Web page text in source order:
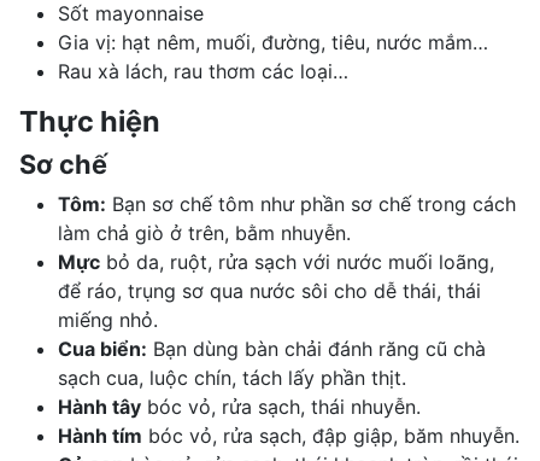
Sốt mayonnaise
Gia vị: hạt nêm, muối, đường, tiêu, nước mắm…
Rau xà lách, rau thơm các loại…
Thực hiện
Sơ chế
Tôm: Bạn sơ chế tôm như phần sơ chế trong cách
làm chả giò ở trên, bằm nhuyễn.
Mực bỏ da, ruột, rửa sạch với nước muối loãng,
để ráo, trụng sơ qua nước sôi cho dễ thái, thái
miếng nhỏ.
Cua biển: Bạn dùng bàn chải đánh răng cũ chà
sạch cua, luộc chín, tách lấy phần thịt.
Hành tây bóc vỏ, rửa sạch, thái nhuyễn.
Hành tím bóc vỏ, rửa sạch, đập giập, băm nhuyễn.